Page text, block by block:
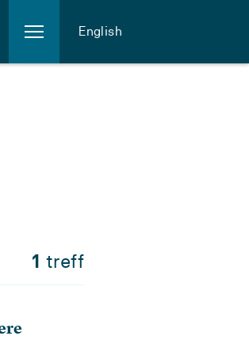
English
1 treff